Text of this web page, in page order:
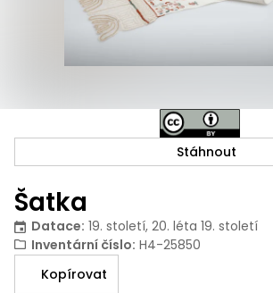
Šatka
Datace: 19. století, 20. léta 19. století
Inventární číslo: H4-25850
Kopírovat
Stáhnout